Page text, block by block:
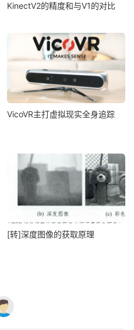
KinectV2的精度和与V1的对比
VicoVR主打虚拟现实全身追踪
[转]深度图像的获取原理